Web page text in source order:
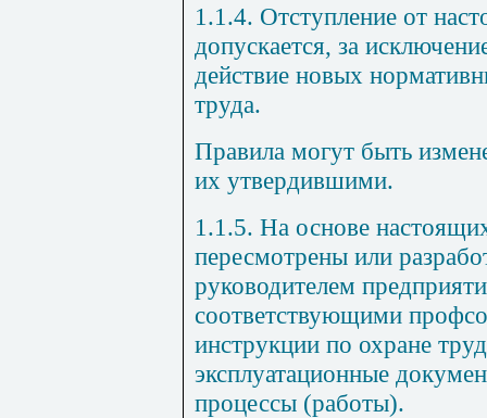
1.1.4. Отступление от
допускается, за
действие новых
труда.
Правила могут быть
их утвердившими.
1.1.5. На основе
пересмотрены или
руководителем
соответствующими
инструкции по охране
эксплуатационные
процессы (работы).